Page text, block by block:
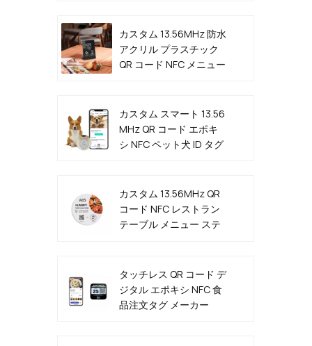
カスタム 13.56MHz 防水
アクリル プラスチック
QR コード NFC メニュー
カスタム スマート 13.56
MHz QR コード エポキ
シ NFC ペット犬 ID タグ
カスタム 13.56MHz QR
コード NFC レストラン
テーブル メニュー ステ
タッチレス QR コード デ
ジタル エポキシ NFC 食
品注文タグ メーカー